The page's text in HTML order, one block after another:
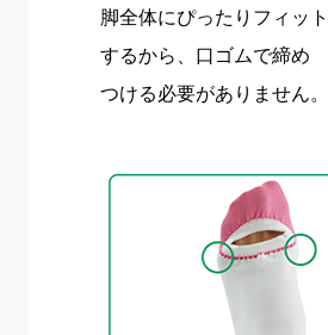
脚全体にぴったりフィット
するから、口ゴムで締め
つける必要がありません。